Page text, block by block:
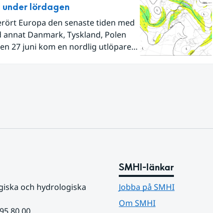
lördagen
Europa den senaste tiden med
Danmark, Tyskland, Polen
27 juni kom en nordlig utlöpare
och hydrologiska
SMHI-länkar
Jobba på SMHI
Om SMHI